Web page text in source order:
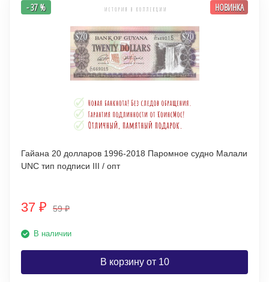
- 37 % НОВИНКА
Гайана 20 долларов 1996-2018 Паромное судно Малали
UNC тип подписи III / опт
37 ₽ 59₽
В наличии
В корзину от 10